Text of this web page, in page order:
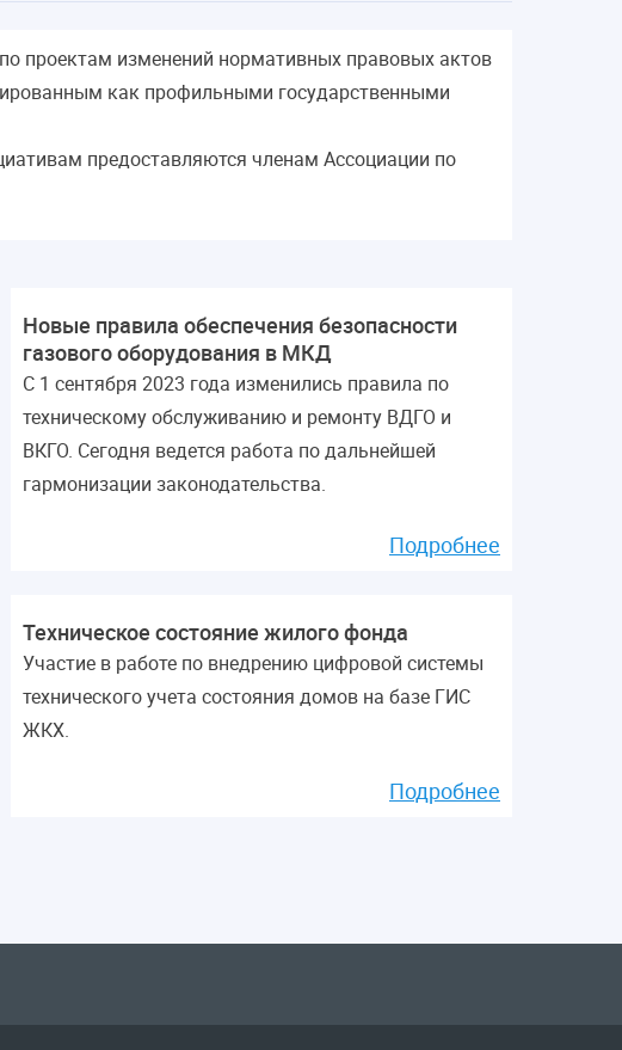
проектам изменений нормативных правовых актов
как профильными государственными
предоставляются членам Ассоциации по
Новые правила обеспечения безопасности
газового оборудования в МКД
С 1 сентября 2023 года изменились правила по
техническому обслуживанию и ремонту ВДГО и
ВКГО. Сегодня ведется работа по дальнейшей
гармонизации законодательства.
Подробнее
Техническое состояние жилого фонда
Участие в работе по внедрению цифровой системы
технического учета состояния домов на базе ГИС
ЖКХ.
Подробнее